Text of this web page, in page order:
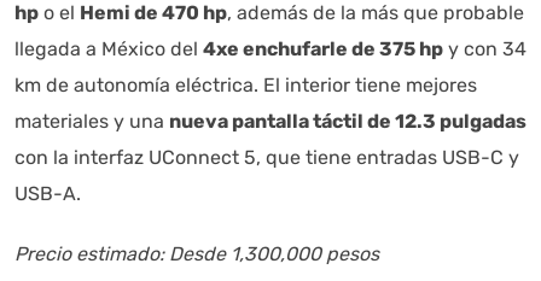
hp o el Hemi de 470 hp, además de la más que probable
llegada a México del 4xe enchufarle de 375 hp y con 34
km de autonomía eléctrica. El interior tiene mejores
materiales y una nueva pantalla táctil de 12.3 pulgadas
con la interfaz UConnect 5, que tiene entradas USB-C y
USB-A.
Precio estimado: Desde 1,300,000 pesos